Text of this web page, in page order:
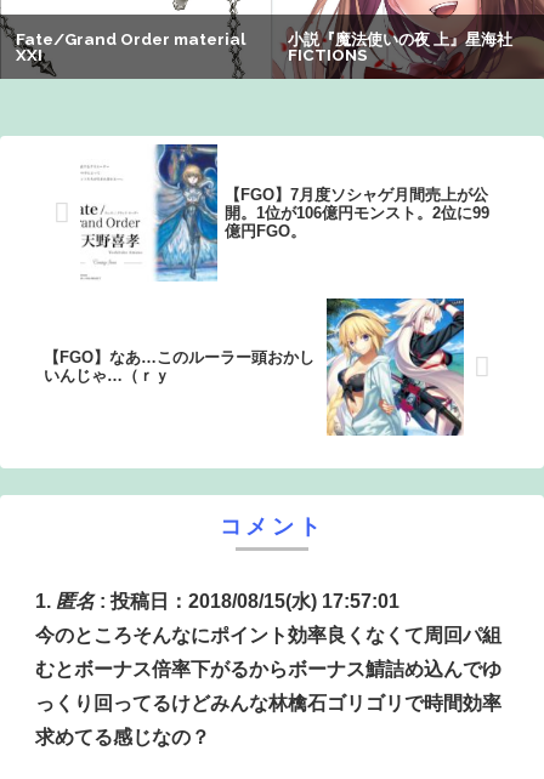
ワイの職場の後輩女子、かわいくていい匂いするけどマジ
でとんでもなく無能
ンから心配の声：26/08/07のニュース
【FGO】7月度ソシャゲ月間売上が公
開。1位が106億円モンスト。2位に99
億円FGO。
【FGO】なあ…このルーラー頭おかし
いんじゃ…（ｒｙ
コメント
匿名: 投稿日：2018/08/15(水) 17:57:01
今のところそんなにポイント効率良くなくて周回パ組
むとボーナス倍率下がるからボーナス鯖詰め込んでゆ
っくり回ってるけどみんな林檎石ゴリゴリで時間効率
求めてる感じなの？